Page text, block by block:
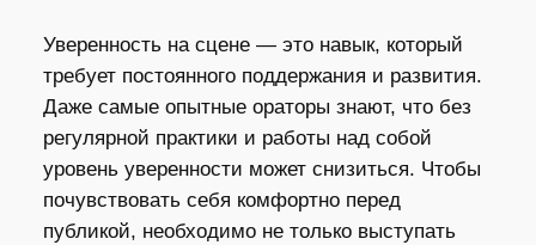
Уверенность на сцене — это навык, который
требует постоянного поддержания и развития.
Даже самые опытные ораторы знают, что без
регулярной практики и работы над собой
уровень уверенности может снизиться. Чтобы
почувствовать себя комфортно перед
публикой, необходимо не только выступать